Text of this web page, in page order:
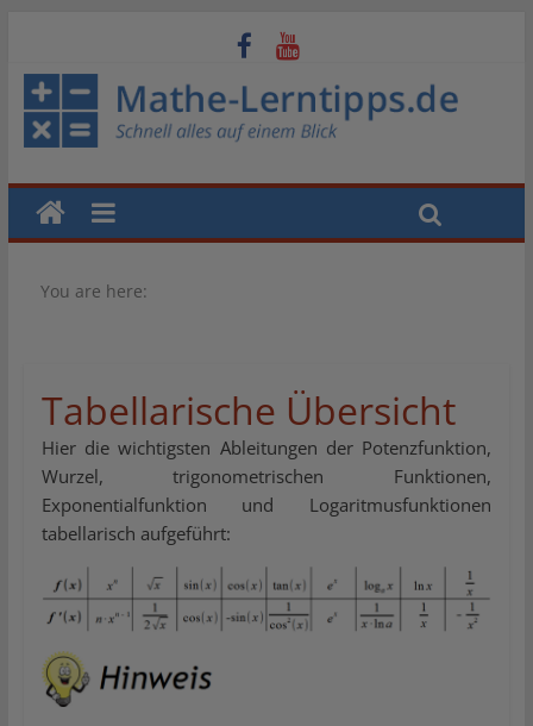
You are here:
Tabellarische Übersicht
Hier die wichtigsten Ableitungen der Potenzfunktion,
Wurzel, trigonometrischen Funktionen,
Exponentialfunktion und Logaritmusfunktionen
tabellarisch aufgeführt: